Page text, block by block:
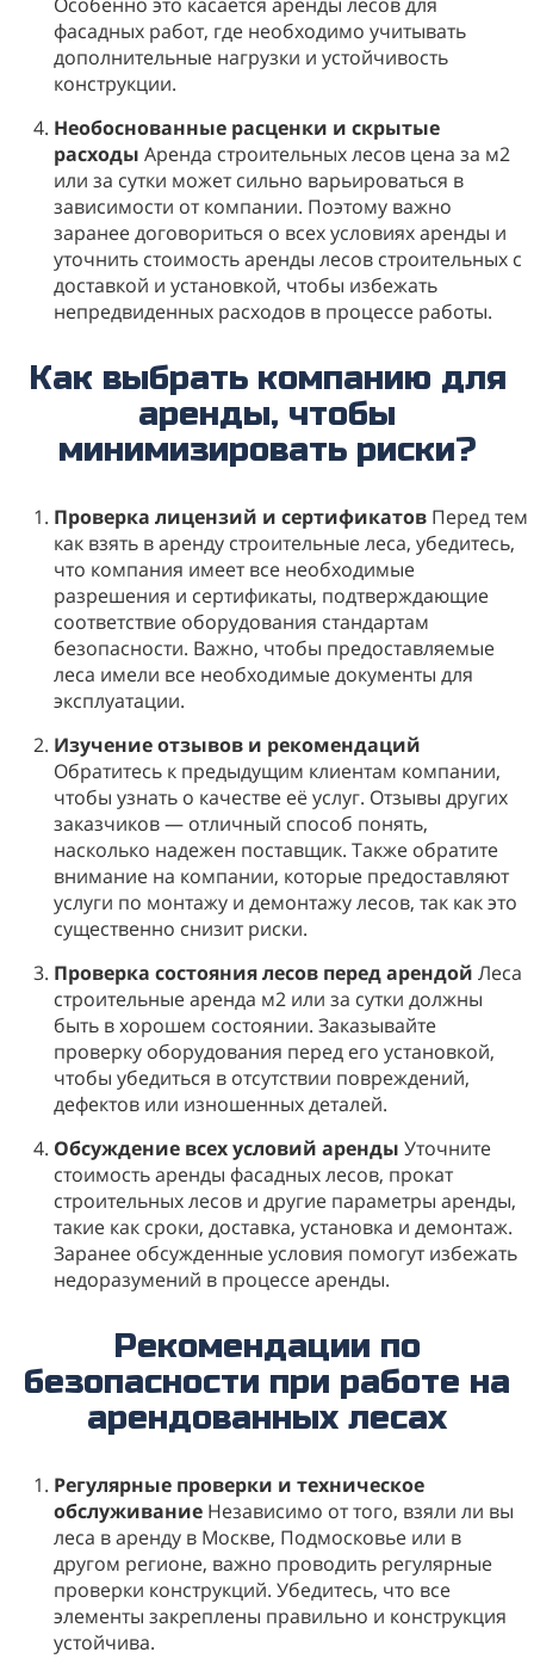
фасадных работ, где необходимо учитывать
дополнительные нагрузки и устойчивость
конструкции.
Необоснованные расценки и скрытые
расходы Аренда строительных лесов цена за м2
или за сутки может сильно варьироваться в
зависимости от компании. Поэтому важно
заранее договориться о всех условиях аренды и
уточнить стоимость аренды лесов строительных с
доставкой и установкой, чтобы избежать
непредвиденных расходов в процессе работы.
Как выбрать компанию для
аренды, чтобы
минимизировать риски?
Проверка лицензий и сертификатов Перед тем
как взять в аренду строительные леса, убедитесь,
что компания имеет все необходимые
разрешения и сертификаты, подтверждающие
соответствие оборудования стандартам
безопасности. Важно, чтобы предоставляемые
леса имели все необходимые документы для
эксплуатации.
Изучение отзывов и рекомендаций
Обратитесь к предыдущим клиентам компании,
чтобы узнать о качестве её услуг. Отзывы других
заказчиков — отличный способ понять,
насколько надежен поставщик. Также обратите
внимание на компании, которые предоставляют
услуги по монтажу и демонтажу лесов, так как это
существенно снизит риски.
Проверка состояния лесов перед арендой Леса
строительные аренда м2 или за сутки должны
быть в хорошем состоянии. Заказывайте
проверку оборудования перед его установкой,
чтобы убедиться в отсутствии повреждений,
дефектов или изношенных деталей.
Обсуждение всех условий аренды Уточните
стоимость аренды фасадных лесов, прокат
строительных лесов и другие параметры аренды,
такие как сроки, доставка, установка и демонтаж.
Заранее обсужденные условия помогут избежать
недоразумений в процессе аренды.
Рекомендации по
безопасности при работе на
арендованных лесах
Регулярные проверки и техническое
обслуживание Независимо от того, взяли ли вы
леса в аренду в Москве, Подмосковье или в
другом регионе, важно проводить регулярные
проверки конструкций. Убедитесь, что все
элементы закреплены правильно и конструкция
устойчива.